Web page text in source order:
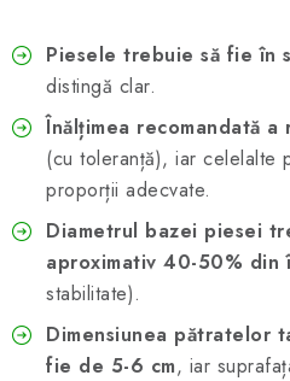
Piesele trebuie să fie în
distingă clar.
Înălțimea recomandată
(cu toleranță), iar celelalte
proporții adecvate.
Diametrul bazei piesei
aproximativ 40-50% din
stabilitate).
Dimensiunea pătratelor
fie de 5-6 cm, iar